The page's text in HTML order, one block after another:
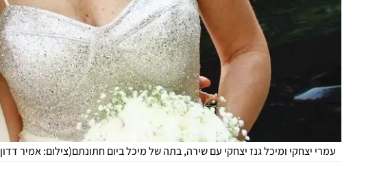
עמרי יצחקי ומיכל גנז יצחקי עם שירה, בתה של מיכל ביום חתונתם(צילום: אמיר דדון